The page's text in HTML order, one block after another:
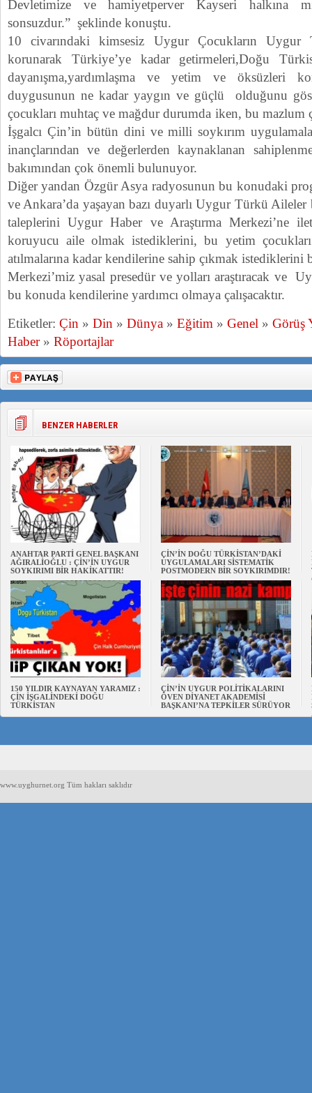
Devletimize ve hamiyetperver Kayseri halkına
sonsuzdur.” şeklinde konuştu.
10 civarındaki kimsesiz Uygur Çocukların Uygur
korunarak Türkiye’ye kadar getirmeleri,Doğu
dayanışma,yardımlaşma ve yetim ve öksüzleri
duygusunun ne kadar yaygın ve güçlü olduğunu
çocukları muhtaç ve mağdur durumda iken, bu mazlum
İşgalcı Çin’in bütün dini ve milli soykırım
inançlarından ve değerlerden kaynaklanan
bakımından çok önemli bulunuyor.
Diğer yandan Özgür Asya radyosunun bu konudaki
ve Ankara’da yaşayan bazı duyarlı Uygur Türkü Aileler
taleplerini Uygur Haber ve Araştırma Merkezi’ne
koruyucu aile olmak istediklerini, bu yetim çocukları
atılmalarına kadar kendilerine sahip çıkmak istediklerini
Merkezi’miz yasal presedür ve yolları araştıracak ve
bu konuda kendilerine yardımcı olmaya çalışacaktır.
Etiketler: Çin » Din » Dünya » Eğitim » Genel » Görüş
Haber» Röportajlar
BENZER HABERLER
ANAHTAR PARTİ GENEL BAŞKANI
AĞIRALİOĞLU : ÇİN’İN UYGUR
SOYKIRIMI BİR HAKİKATTIR!
ÇİN’İN DOĞU TÜRKİSTAN’DAKİ
UYGULAMALARI SİSTEMATİK
POSTMODERN BİR SOYKIRIMDIR!
150 YILDIR KAYNAYAN YARAMIZ :
ÇİN İŞGALİNDEKİ DOĞU
TÜRKİSTAN
ÇİN’İN UYGUR POLİTİKALARINI
ÖVEN DİYANET AKADEMİSİ
BAŞKANI’NA TEPKİLER SÜRÜYOR
www.uyghurnet.org Tüm hakları saklıdır